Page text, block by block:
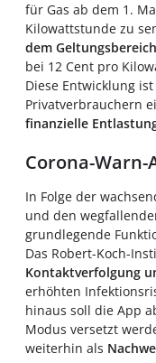
für Gas ab dem 1.
Kilowattstunde zu
dem
bei 12 Cent pro
Diese Entwicklung
Privatverbrauchern
finanzielle
Corona-Warn-
In Folge der
und den
grundlegende
Das Robert-Koch-
Kontaktverfolgung
erhöhten
hinaus soll die App
Modus versetzt
weiterhin als